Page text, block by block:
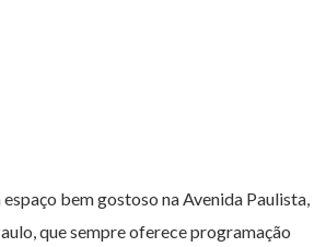
bem gostoso na Avenida Paulista,
que sempre oferece programação